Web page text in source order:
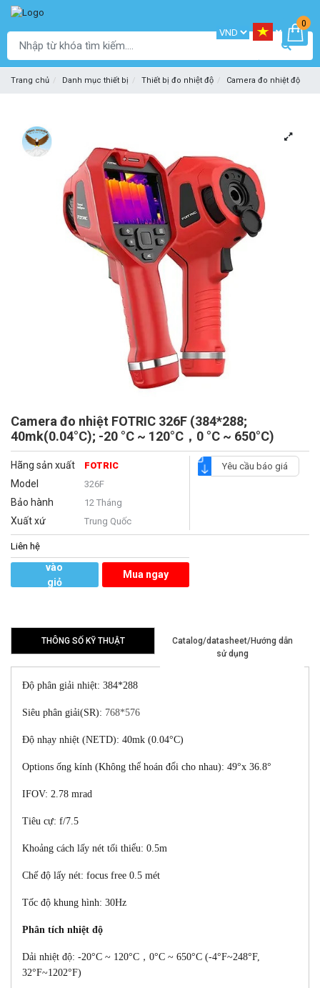
0
Trang chủ Danh mục thiết bị Thiết bị đo nhiệt độ Camera đo nhiệt độ
Camera đo nhiệt FOTRIC 326F (384*288;
40mk(0.04°C); -20 °C ~ 120°C，0 °C ~ 650°C)
Hãng sản xuất FOTRIC
Model 326F
Bảo hành 12 Tháng
Xuất xứ Trung Quốc
Yêu cầu báo giá
Liên hệ
vào
giỏ
Mua ngay
THÔNG SỐ KỸ THUẬT
Catalog/datasheet/Hướng dẫn
sử dụng
Độ phân giải nhiệt: 384*288
Siêu phân giải(SR): 768*576
Độ nhạy nhiệt (NETD): 40mk (0.04°C)
Options ống kính (Không thể hoán đổi cho nhau): 49°x 36.8°
IFOV: 2.78 mrad
Tiêu cự: f/7.5
Khoảng cách lấy nét tối thiểu: 0.5m
Chế độ lấy nét: focus free 0.5 mét
Tốc độ khung hình: 30Hz
Phân tích nhiệt độ
Dải nhiệt độ: -20°C ~ 120°C，0°C ~ 650°C (-4°F~248°F,
32°F~1202°F)